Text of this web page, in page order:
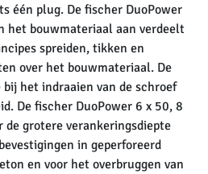
één plug. De fischer DuoPower
het bouwmateriaal aan verdeelt
spreiden, tikken en
over het bouwmateriaal. De
het indraaien van de schroef
De fischer DuoPower 6 x 50, 8
de grotere verankeringsdiepte
in geperforeerd
en voor het overbruggen van